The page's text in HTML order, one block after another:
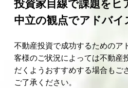
投資家目線で課題をヒ
中立の観点でアドバイ
不動産投資で成功するためのア
客様のご状況によっては不動産
だくようおすすめする場合もご
ご了承ください。